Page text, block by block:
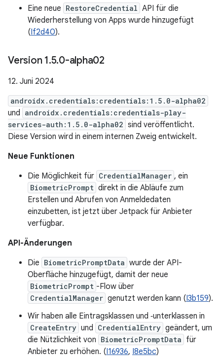
Eine neue RestoreCredential API für die
Wiederherstellung von Apps wurde hinzugefügt
(If2d40).
Version 1.5.0-alpha02
12. Juni 2024
androidx.credentials:credentials:1.5.0-alpha02
und androidx.credentials:credentials-play-
services-auth:1.5.0-alpha02 sind veröffentlicht.
Diese Version wird in einem internen Zweig entwickelt.
Neue Funktionen
Die Möglichkeit für CredentialManager , ein
BiometricPrompt direkt in die Abläufe zum
Erstellen und Abrufen von Anmeldedaten
einzubetten, ist jetzt über Jetpack für Anbieter
verfügbar.
API-Änderungen
Die BiometricPromptData wurde der API-
Oberfläche hinzugefügt, damit der neue
BiometricPrompt -Flow über
CredentialManager genutzt werden kann (I3b159).
Wir haben alle Eintragsklassen und ‑unterklassen in
CreateEntry und CredentialEntry geändert, um
die Nützlichkeit von BiometricPromptData für
Anbieter zu erhöhen. (I16936, I8e5bc)